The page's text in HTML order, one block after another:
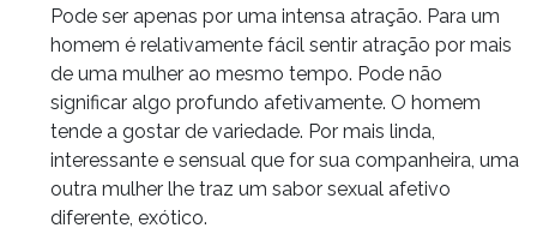
Pode ser apenas por uma intensa atração. Para um
homem é relativamente fácil sentir atração por mais
de uma mulher ao mesmo tempo. Pode não
significar algo profundo afetivamente. O homem
tende a gostar de variedade. Por mais linda,
interessante e sensual que for sua companheira, uma
outra mulher lhe traz um sabor sexual afetivo
diferente, exótico.